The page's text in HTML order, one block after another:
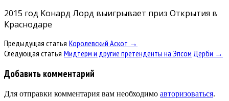
2015 год Kонaрд Лорд выигрывает приз Открытия в
Краснодаре
Предыдущая статья Королевский Аскот →
Следующая статья Мидтерм и другие претенденты на Эпсом Дерби →
Добавить комментарий
Для отправки комментария вам необходимо авторизоваться.